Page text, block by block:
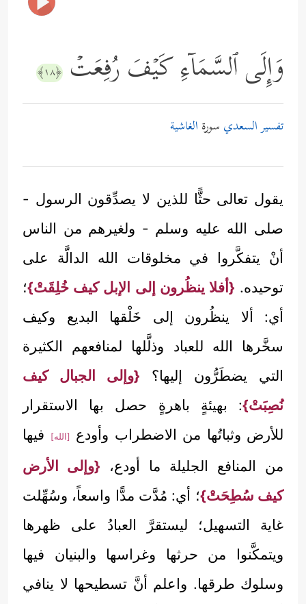
وَإِلَى ٱلسَّمَاۤءِ كَیۡفَ رُفِعَتۡ ﴿١٨﴾
تفسير السعدي سورة الغاشية
يقول تعالى حثًّا للذين لا يصدِّقون الرسول -
صلى الله عليه وسلم - ولغيرهم من الناس
أنْ يتفكَّروا في مخلوقات الله الدالَّة على
توحيده. {أفلا ينظُرون إلى الإبل كيف خُلِقَتْ}؛
أي: ألا ينظُرون إلى خَلْقها البديع وكيف
سخَّرها الله للعباد وذلَّلها لمنافعهم الكثيرة
التي يضطَرُّون إليها؟ {وإلى الجبال كيف
نُصِبَتْ}: بهيئةٍ باهرةٍ حصل بها الاستقرار
للأرض وثباتُها من الاضطراب وأودع
[الله]
فيها
من المنافع الجليلة ما أودع، {وإلى الأرض
كيف سُطِحَتْ}؛ أي: مُدَّت مدًّا واسعاً، وسُهِّلت
غاية التسهيل؛ ليستقرَّ العبادُ على ظهرها
ويتمكَّنوا من حرثها وغراسها والبنيان فيها
وسلوك طرقها. واعلم أنَّ تسطيحها لا ينافي